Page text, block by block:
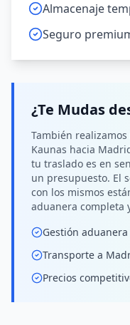
Almacenaje
Seguro
¿Te Mudas
También
Kaunas hacia
tu traslado es en
un presupuesto. El
con los mismos
aduanera completa
Gestión
Transporte a
Precios